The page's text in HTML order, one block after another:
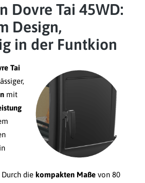
Dovre Tai 45WD:
Design,
in der Funtkion
Tai
mit
die kompakten Maße von 80